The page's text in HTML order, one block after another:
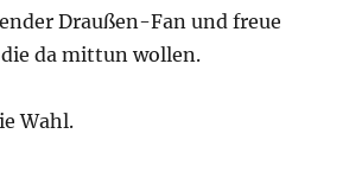
Draußen-Fan und freue
da mittun wollen.
Wahl.